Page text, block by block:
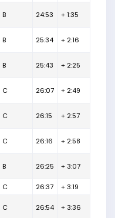
B 24:53 + 1:35
B 25:34 + 2:16
B 25:43 + 2:25
C 26:07 + 2:49
C 26:15 + 2:57
C 26:16 + 2:58
B 26:25 + 3:07
C 26:37 + 3:19
C 26:54 + 3:36